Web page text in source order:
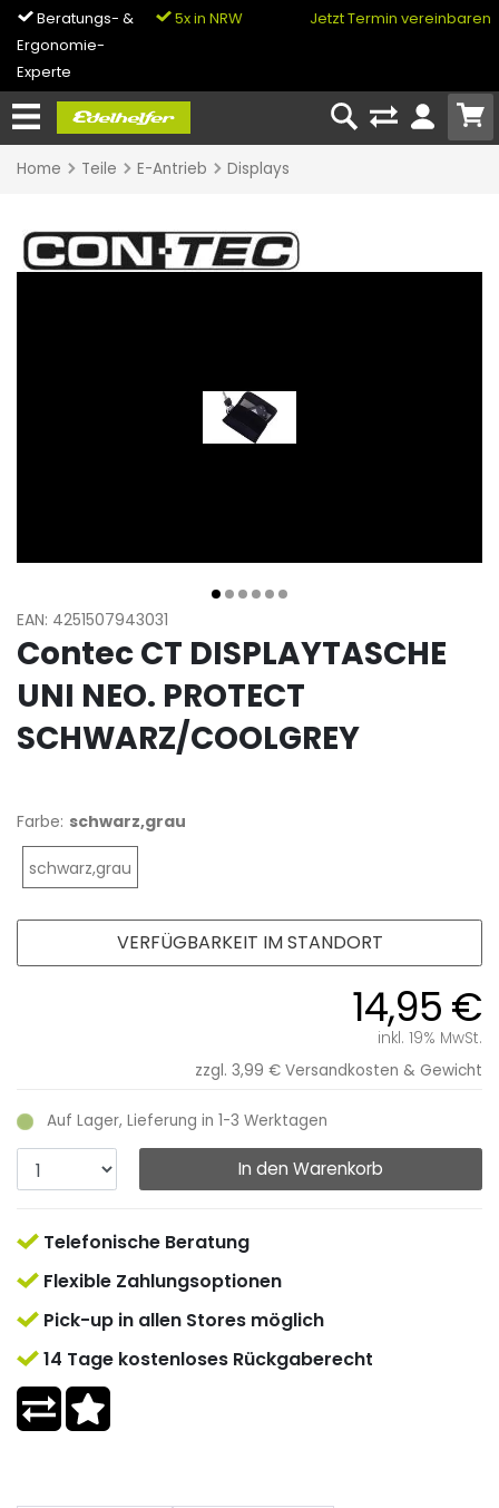
Beratungs- &
Ergonomie-
Experte
5x in NRW
0% Finanzierung
Jetzt Termin vereinbaren
Home Teile E-Antrieb Displays
EAN: 4251507943031
Contec CT DISPLAYTASCHE
UNI NEO. PROTECT
SCHWARZ/COOLGREY
Farbe: schwarz,grau
schwarz,grau
14,95 €
inkl. 19% MwSt.
zzgl. 3,99 € Versandkosten & Gewicht
Auf Lager, Lieferung in 1-3 Werktagen
In den Warenkorb
VERFÜGBARKEIT IM STANDORT
Telefonische Beratung
Flexible Zahlungsoptionen
Pick-up in allen Stores möglich
14 Tage kostenloses Rückgaberecht